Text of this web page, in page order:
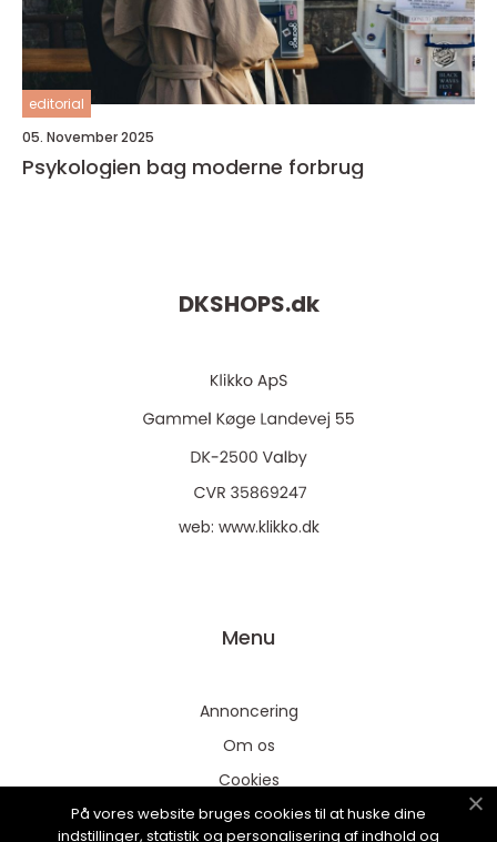
editorial
05. November 2025
Psykologien bag moderne forbrug
DKSHOPS.dk
web: www.klikko.dk
Menu
Annoncering
Om os
Cookies
Kontakt os
På vores website bruges cookies til at huske dine
indstillinger, statistik og personalisering af indhold og